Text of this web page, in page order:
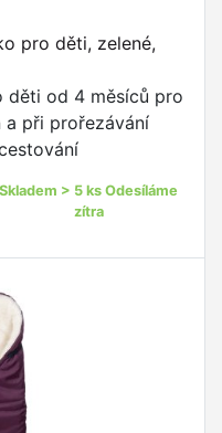
pro děti, zelené,
děti od 4 měsíců pro
při prořezávání
Skladem > 5 ks Odesíláme
zítra